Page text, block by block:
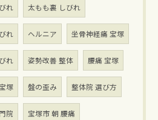
れ 太もも裏 しびれ
れ ヘルニア 坐骨神経痛 宝塚
れ 姿勢改善 整体 腰痛 宝塚
塚 盤の歪み 整体院 選び方
院 宝塚市 朝 腰痛